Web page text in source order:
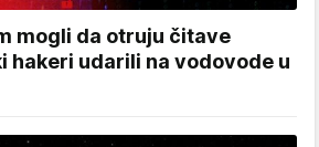
mogli da otruju čitave
hakeri udarili na vodovode u